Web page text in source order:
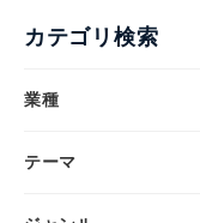
カテゴリ検索
業種
テーマ